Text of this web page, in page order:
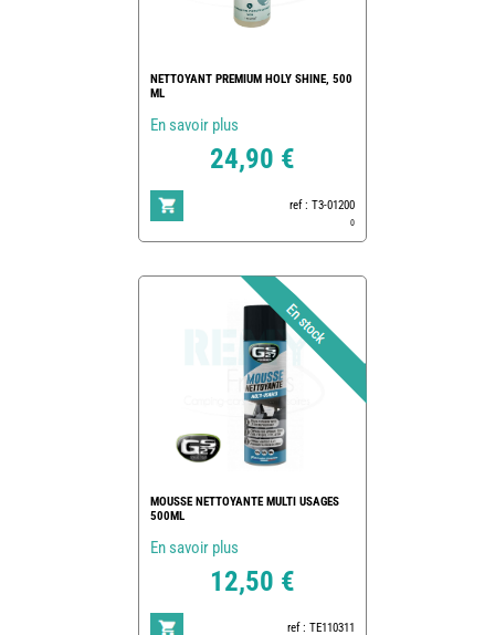
NETTOYANT PREMIUM HOLY SHINE, 500
ML
En savoir plus
24,90 €
ref : T3-01200
0
MOUSSE NETTOYANTE MULTI USAGES
500ML
En savoir plus
12,50 €
ref : TE110311